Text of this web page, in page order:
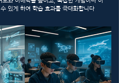
있게 하여 학습 효과를 극대화합니다